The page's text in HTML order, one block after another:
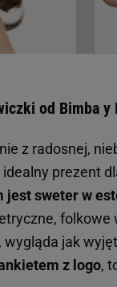
od Bimba y
z radosnej,
prezent
jest sweter w
folkowe
jak
z logo,